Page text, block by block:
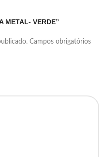
METAL- VERDE”
Campos obrigatórios